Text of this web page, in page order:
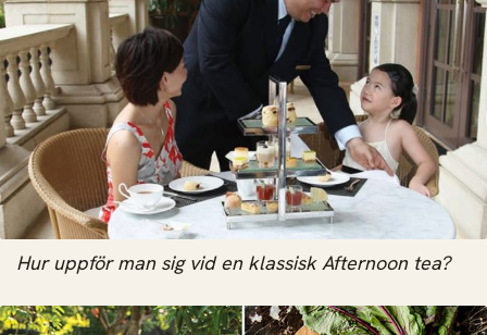
Hur uppför man sig vid en klassisk Afternoon tea?